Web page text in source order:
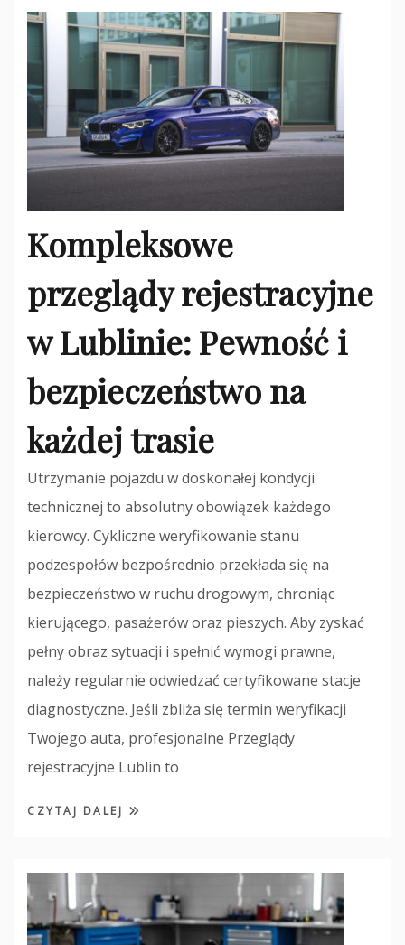
Kompleksowe
przeglądy rejestracyjne
w Lublinie: Pewność i
bezpieczeństwo na
każdej trasie
Utrzymanie pojazdu w doskonałej kondycji
technicznej to absolutny obowiązek każdego
kierowcy. Cykliczne weryfikowanie stanu
podzespołów bezpośrednio przekłada się na
bezpieczeństwo w ruchu drogowym, chroniąc
kierującego, pasażerów oraz pieszych. Aby zyskać
pełny obraz sytuacji i spełnić wymogi prawne,
należy regularnie odwiedzać certyfikowane stacje
diagnostyczne. Jeśli zbliża się termin weryfikacji
Twojego auta, profesjonalne Przeglądy
rejestracyjne Lublin to
CZYTAJ DALEJ